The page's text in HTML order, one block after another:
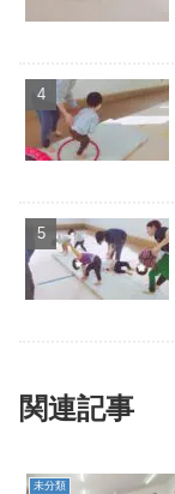
関連記事
未分類